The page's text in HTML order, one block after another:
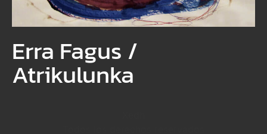
Erra Fagus /
Atrikulunka